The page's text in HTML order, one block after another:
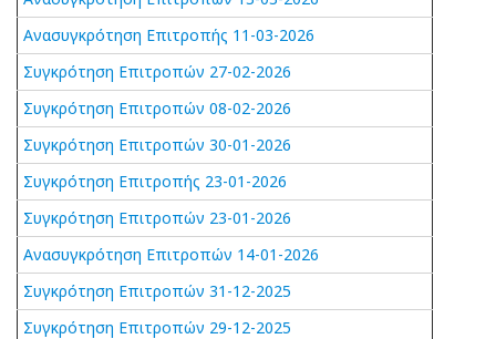
Ανασυγκρότηση Επιτροπής 11-03-2026
Συγκρότηση Επιτροπών 27-02-2026
Συγκρότηση Επιτροπών 08-02-2026
Συγκρότηση Επιτροπών 30-01-2026
Συγκρότηση Επιτροπής 23-01-2026
Συγκρότηση Επιτροπών 23-01-2026
Ανασυγκρότηση Επιτροπών 14-01-2026
Συγκρότηση Επιτροπών 31-12-2025
Συγκρότηση Επιτροπών 29-12-2025